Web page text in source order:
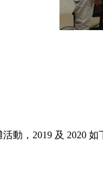
動，2019 及 2020 如